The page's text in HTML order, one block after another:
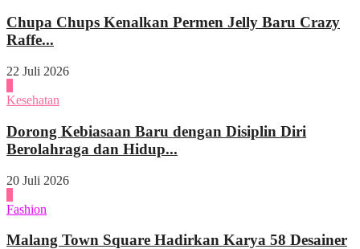
Chupa Chups Kenalkan Permen Jelly Baru Crazy
Raffe...
22 Juli 2026
Kesehatan
Dorong Kebiasaan Baru dengan Disiplin Diri
Berolahraga dan Hidup...
20 Juli 2026
Fashion
Malang Town Square Hadirkan Karya 58 Desainer